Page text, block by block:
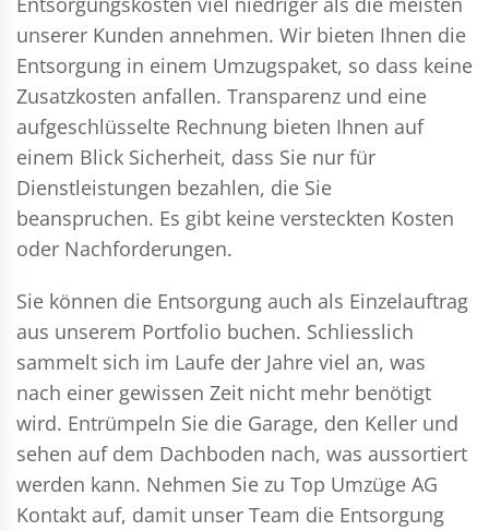
unserer Kunden annehmen. Wir bieten Ihnen die
Entsorgung in einem Umzugspaket, so dass keine
Zusatzkosten anfallen. Transparenz und eine
aufgeschlüsselte Rechnung bieten Ihnen auf
einem Blick Sicherheit, dass Sie nur für
Dienstleistungen bezahlen, die Sie
beanspruchen. Es gibt keine versteckten Kosten
oder Nachforderungen.
Sie können die Entsorgung auch als Einzelauftrag
aus unserem Portfolio buchen. Schliesslich
sammelt sich im Laufe der Jahre viel an, was
nach einer gewissen Zeit nicht mehr benötigt
wird. Entrümpeln Sie die Garage, den Keller und
sehen auf dem Dachboden nach, was aussortiert
werden kann. Nehmen Sie zu Top Umzüge AG
Kontakt auf, damit unser Team die Entsorgung